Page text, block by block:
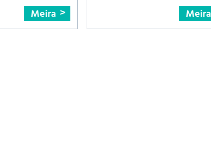
Meira Meira